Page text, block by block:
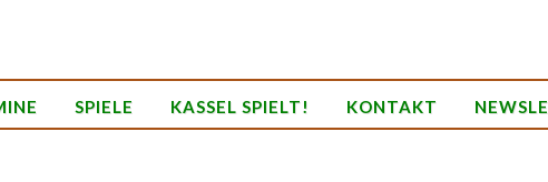
SPIELE KASSEL SPIELT! KONTAKT